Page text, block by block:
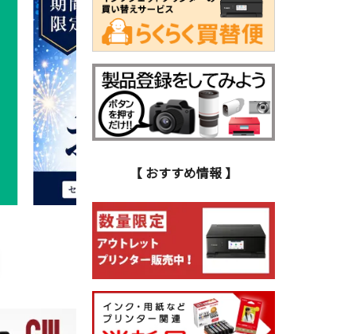
【 おすすめ情報 】